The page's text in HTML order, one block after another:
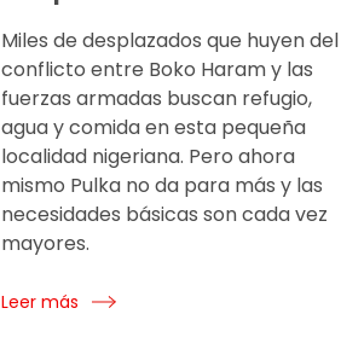
Miles de desplazados que huyen del
conflicto entre Boko Haram y las
fuerzas armadas buscan refugio,
agua y comida en esta pequeña
localidad nigeriana. Pero ahora
mismo Pulka no da para más y las
necesidades básicas son cada vez
mayores.
Leer más